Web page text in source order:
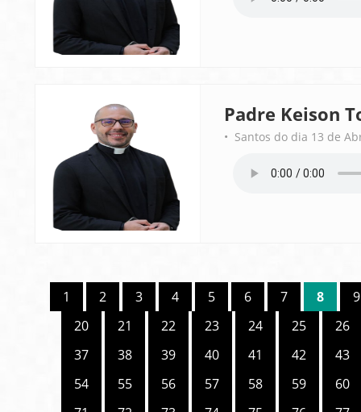
Padre Keison
• Santos do dia 13 de
1 2 3 4 5 6 7 8
9
20
21 22 23 24 25
26
37
38 39 40 41 42
43
54
55 56 57 58 59
60